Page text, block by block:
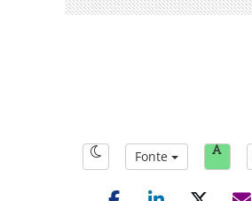
Fonte